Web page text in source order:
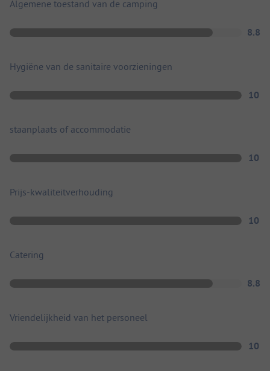
Algemene toestand van de camping
8.8
Hygiëne van de sanitaire voorzieningen
10
staanplaats of accommodatie
10
Prijs-kwaliteitverhouding
10
Catering
8.8
Vriendelijkheid van het personeel
10